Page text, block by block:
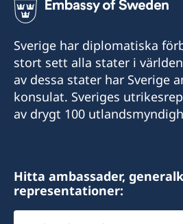
+63 (0) 917 311 8976
E-mail
Vasacrafts Company, Inc.
Måndag-fredag kl 09.30-12.00
Sverige har diplomatiska
stort sett alla stater i
av dessa stater har Sverige
konsulat. Sveriges
av drygt 100
Hitta ambassader,
representationer:
Välj